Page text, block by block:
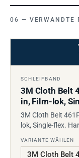
VERWANDTE
SCHLEIFBAND
3M Cloth Belt
in, Film-lok,
3M Cloth Belt
lok, Single-flex.
VARIANTE WÄHLEN